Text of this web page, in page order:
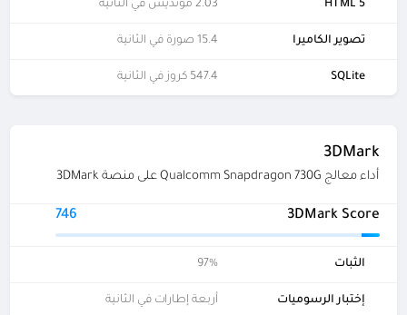
HTML 5 2.03 مونديس في الثانية
تصوير الكاميرا 15.4 صورة في الثانية
SQLite 547.4 كروز في الثانية
3DMark
أداء معالج Qualcomm Snapdragon 730G على منصة 3DMark
3DMark Score
746
الثبات 97%
إختبار الرسوميات أربعة إطارات في الثانية